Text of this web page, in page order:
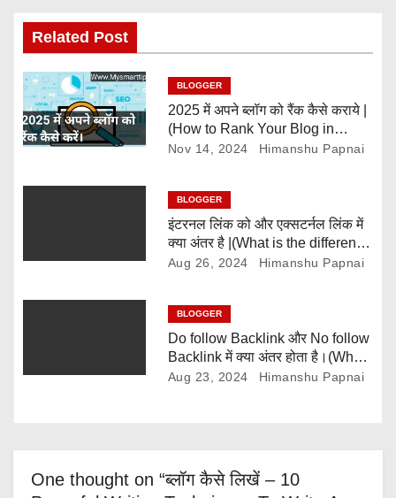
a
t
i
o
n
Related Post
BLOGGER
2025 में अपने ब्लॉग को रैंक कैसे कराये |
(How to Rank Your Blog in
2025)
Nov 14, 2024 Himanshu Papnai
BLOGGER
इंटरनल लिंक को और एक्सटर्नल लिंक में
क्या अंतर है |(What is the difference
between internal links and
Aug 26, 2024 Himanshu Papnai
BLOGGER
Do follow Backlink और No follow
Backlink में क्या अंतर होता है।(What
is the difference between Do
Aug 23, 2024 Himanshu Papnai
One thought on “ब्लॉग कैसे लिखें – 10